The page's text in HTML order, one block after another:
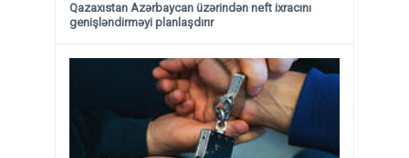
Qazaxıstan Azərbaycan üzərindən neft ixracını
genişləndirməyi planlaşdırır